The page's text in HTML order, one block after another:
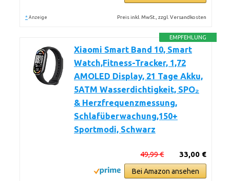
* Anzeige Preis inkl. MwSt., zzgl. Versandkosten
EMPFEHLUNG
Xiaomi Smart Band 10, Smart
Watch,Fitness-Tracker, 1,72
AMOLED Display, 21 Tage Akku,
5ATM Wasserdichtigkeit, SPO₂
& Herzfrequenzmessung,
Schlafüberwachung,150+
Sportmodi, Schwarz
33,00 €
49,99 €
Bei Amazon ansehen